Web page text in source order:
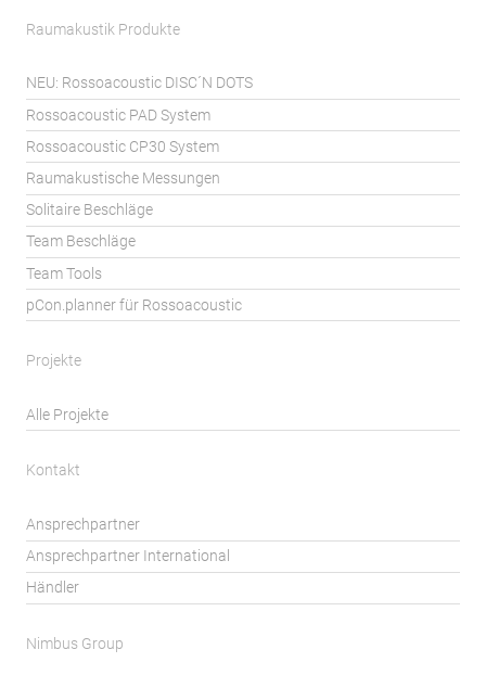
Raumakustik Produkte
NEU: Rossoacoustic DISC´N DOTS
Rossoacoustic PAD System
Rossoacoustic CP30 System
Raumakustische Messungen
Solitaire Beschläge
Team Beschläge
Team Tools
pCon.planner für Rossoacoustic
Projekte
Alle Projekte
Kontakt
Ansprechpartner
Ansprechpartner International
Händler
Nimbus Group